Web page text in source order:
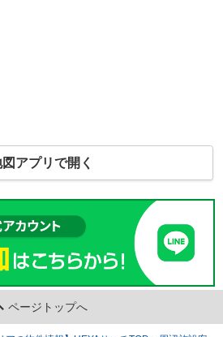
アプリで開く
ページトップへ